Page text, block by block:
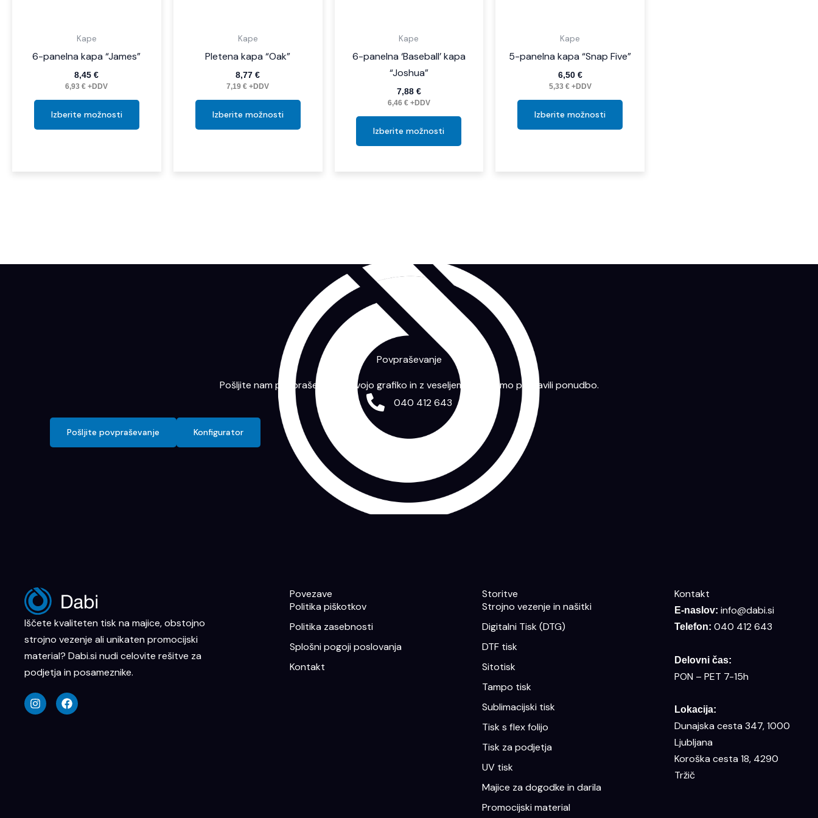
Kape
6-panelna kapa “James”
8,45€
6,93€ +DDV
Izberite možnosti
Kape
Pletena kapa “Oak”
8,77€
7,19€ +DDV
Izberite možnosti
Kape
6-panelna ‘Baseball’ kapa
“Joshua”
7,88 €
6,46 €+DDV
Izberite možnosti
Kape
5-panelna kapa “Snap Five”
6,50 €
5,33 €+DDV
Izberite možnosti
Povpraševanje
Pošljite nam povpraševanje s svojo grafiko in z veseljem vam bomo pripravili ponudbo.
040 412 643
Pošljite povpraševanje Konfigurator
Iščete kvaliteten tisk na majice, obstojno
strojno vezenje ali unikaten promocijski
material? Dabi.si nudi celovite rešitve za
podjetja in posameznike.
n
s
t
a
c
e
Povezave
Politika piškotkov
Politika zasebnosti
Splošni pogoji poslovanja
Kontakt
Storitve
Strojno vezenje in našitki
Digitalni Tisk (DTG)
DTF tisk
Sitotisk
Tampo tisk
Sublimacijski tisk
Tisk s flex folijo
Tisk za podjetja
UV tisk
Majice za dogodke in darila
Promocijski material
Kontakt
E-naslov: info@dabi.si
Telefon: 040 412 643
Delovni čas:
PON – PET 7-15h
Lokacija:
Dunajska cesta 347, 1000
Ljubljana
Koroška cesta 18, 4290
Tržič